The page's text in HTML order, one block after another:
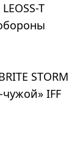
T
STORM
IFF